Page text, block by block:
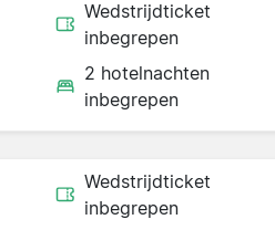
Wedstrijdticket
inbegrepen
2 hotelnachten
inbegrepen
Wedstrijdticket
inbegrepen